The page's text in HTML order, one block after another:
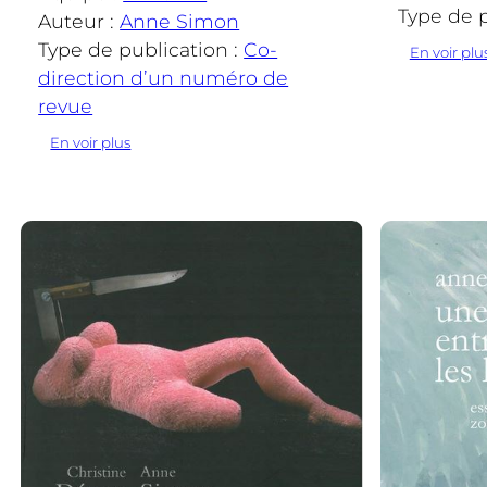
Auteur :Anne Simon
Type de publication : Co-
direction d’un numéro de
revue
En voir plus:
littérature
française
Type de
En voir